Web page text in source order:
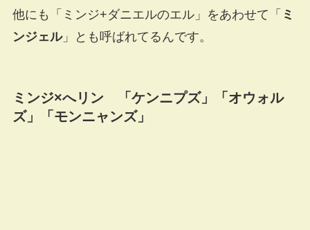
他にも「ミンジ+ダニエルのエル」をあわせて「 ミ
ンジェル」とも呼ばれてるんです。
ミンジ×へリン 「ケンニプズ」「オウォル
ズ」「モンニャンズ」